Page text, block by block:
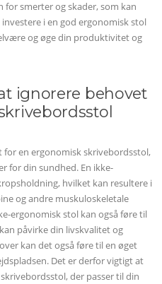
smerter og skader, som kan
i en god ergonomisk stol
og øge din produktivitet og
ignorere behovet
en ergonomisk skrivebordsstol,
for din sundhed. En ikke-
hvilket kan resultere i
og andre muskuloskeletale
ergonomisk stol kan også føre til
påvirke din livskvalitet og
kan det også føre til en øget
Det er derfor vigtigt at
der passer til din